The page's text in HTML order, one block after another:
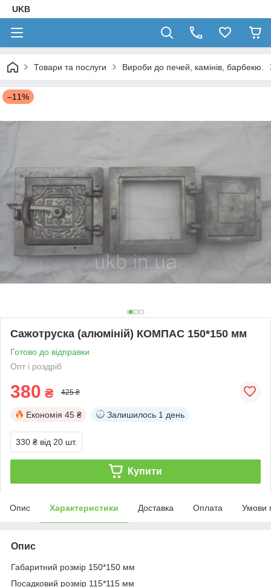
UKB
Товари та послуги Вироби до печей, камінів, барбекю.
–11%
Сажотруска (алюміній) КОМПАС 150*150 мм
Готово до відправки
Опт і роздріб
380 ₴ 425 ₴
Економія 45 ₴ Залишилось 1 день
330 ₴ від 20 шт.
Купити
Опис Характеристики Доставка Оплата Умови
Опис
Габаритний розмір 150*150 мм
Посадковий розмір 115*115 мм